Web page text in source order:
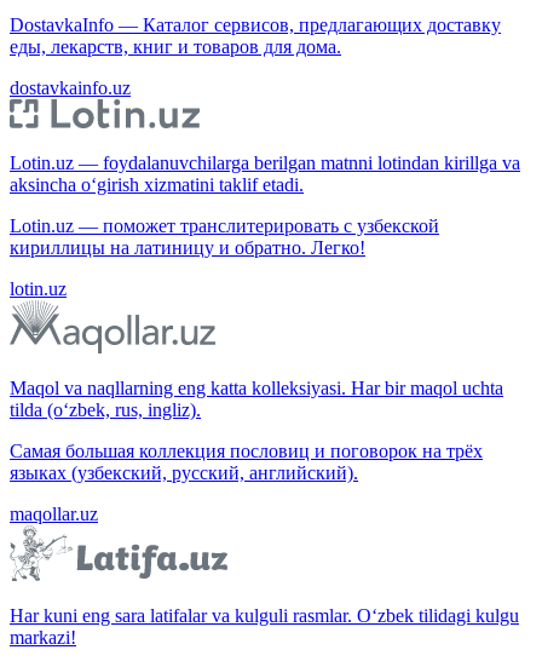
DostavkaInfo — Каталог сервисов, предлагающих доставку
еды, лекарств, книг и товаров для дома.
dostavkainfo.uz
Lotin.uz — foydalanuvchilarga berilgan matnni lotindan kirillga va
aksincha o‘girish xizmatini taklif etadi.
Lotin.uz — поможет транслитерировать с узбекской
кириллицы на латиницу и обратно. Легко!
lotin.uz
Maqol va naqllarning eng katta kolleksiyasi. Har bir maqol uchta
tilda (o‘zbek, rus, ingliz).
Самая большая коллекция пословиц и поговорок на трёх
языках (узбекский, русский, английский).
maqollar.uz
Har kuni eng sara latifalar va kulguli rasmlar. O‘zbek tilidagi kulgu
markazi!